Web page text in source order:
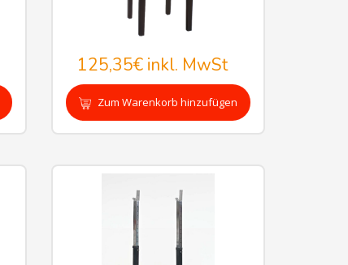
125,35€ inkl. MwSt
Zum Warenkorb hinzufügen